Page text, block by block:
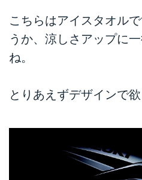
こちらはアイスタオル
うか、涼しさアップに
ね。
とりあえずデザインで